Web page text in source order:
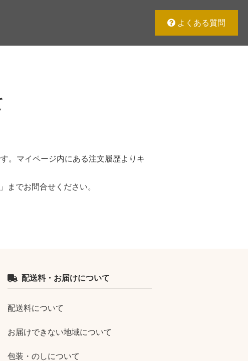
よくある質問
。マイページ内にある注文履歴よりキ
までお問合せください。
配送料・お届けについて
配送料について
お届けできない地域について
包装・のしについて